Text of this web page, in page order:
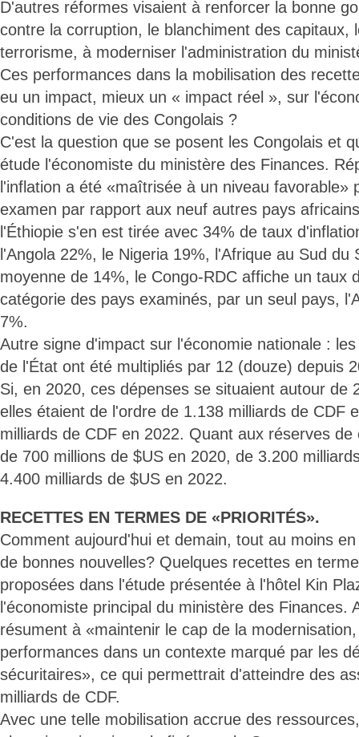
D'autres réformes visaient à renforcer la bonne
contre la corruption, le blanchiment des capitaux,
terrorisme, à moderniser l'administration du
Ces performances dans la mobilisation des
eu un impact, mieux un « impact réel », sur
conditions de vie des Congolais ?
C'est la question que se posent les Congolais et
étude l'économiste du ministère des Finances.
l'inflation a été «maîtrisée à un niveau favorable»
examen par rapport aux neuf autres pays
l'Éthiopie s'en est tirée avec 34% de taux
l'Angola 22%, le Nigeria 19%, l'Afrique au Sud du
moyenne de 14%, le Congo-RDC affiche un taux
catégorie des pays examinés, par un seul pays,
7%.
Autre signe d'impact sur l'économie nationale :
de l'État ont été multipliés par 12 (douze) depuis
Si, en 2020, ces dépenses se situaient autour de
elles étaient de l'ordre de 1.138 milliards de CDF
milliards de CDF en 2022. Quant aux réserves
de 700 millions de $US en 2020, de 3.200
4.400 milliards de $US en 2022.
RECETTES EN TERMES DE «PRIORITÉS».
Comment aujourd'hui et demain, tout au moins
de bonnes nouvelles? Quelques recettes en
proposées dans l'étude présentée à l'hôtel Kin
l'économiste principal du ministère des Finances.
résument à «maintenir le cap de la
performances dans un contexte marqué par les
sécuritaires», ce qui permettrait d'atteindre des
milliards de CDF.
Avec une telle mobilisation accrue des